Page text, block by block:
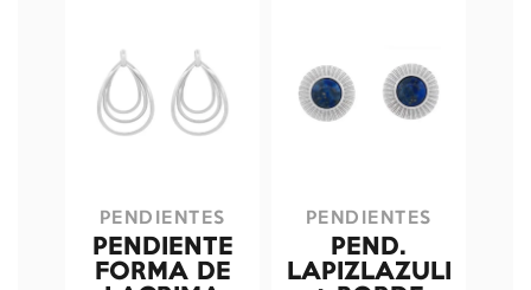
PENDIENTES
PENDIENTE
FORMA DE
PENDIENTES
PEND.
LAPIZLAZULI